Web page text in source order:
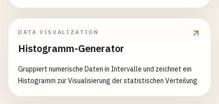
DATA VISUALIZATION
Histogramm-Generator
Gruppiert numerische Daten in Intervalle und zeichnet ein
Histogramm zur Visualisierung der statistischen Verteilung